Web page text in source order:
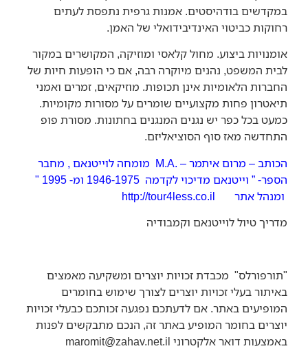
במקדשים בודהיסטים. אמנות גרפית נתפסת לעתים
רחוקות כביטוי האינדיבידואלי של האמן.
אומנויות ביצוע. מחול קלאסי ומוזיקה, המקושרים במקור
לבית המשפט, נהנים מיוקרה רבה, אם כי הופעות חיות של
החברות הלאומיות אינן תכופות. מוזיקאים, זמרים ואמני
תיאטרון פחות מקצועיים שומרים על מסורות מקומיות.
כמעט בכל כפר יש נגנים המנגנים בחתונות. מסורת פופ
התחדשה מאז סוף הסוציאליזם.
הכותב – מרום איתמר – .M.A מומחה לוייטנאם , מחבר
הספר- ” וייטנאם מדיכוי לקדמה 1946-1975 ומ- 1995 "
ומנהל אתר http://tour4less.co.il
מדריךטיול לוייטנאם וקמבודיה
"תורפורלס" מכבדת זכויות יוצרים ומשקיעה מאמצים
באיתור בעלי זכויות יוצרים לצורך שימוש בחומרים
המופיעים באתר. אם לדעתכם נפגעה זכותכם כבעלי זכויות
יוצרים בחומר המופיע באתר זה, הנכם מתבקשים לפנות
באמצעות דואר אלקטרוני maromit@zahav.net.il